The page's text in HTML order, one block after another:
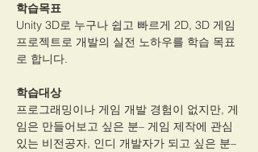
학습목표
Unity 3D로 누구나 쉽고 빠르게 2D, 3D 게임
프로젝트로 개발의 실전 노하우를 학습 목표
로 합니다.
학습대상
프로그래밍이나 게임 개발 경험이 없지만, 게
임은 만들어보고 싶은 분– 게임 제작에 관심
있는 비전공자, 인디 개발자가 되고 싶은 분–